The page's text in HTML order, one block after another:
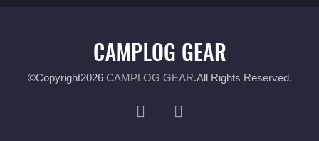
©Copyright2026 CAMPLOG GEAR.All Rights Reserved.